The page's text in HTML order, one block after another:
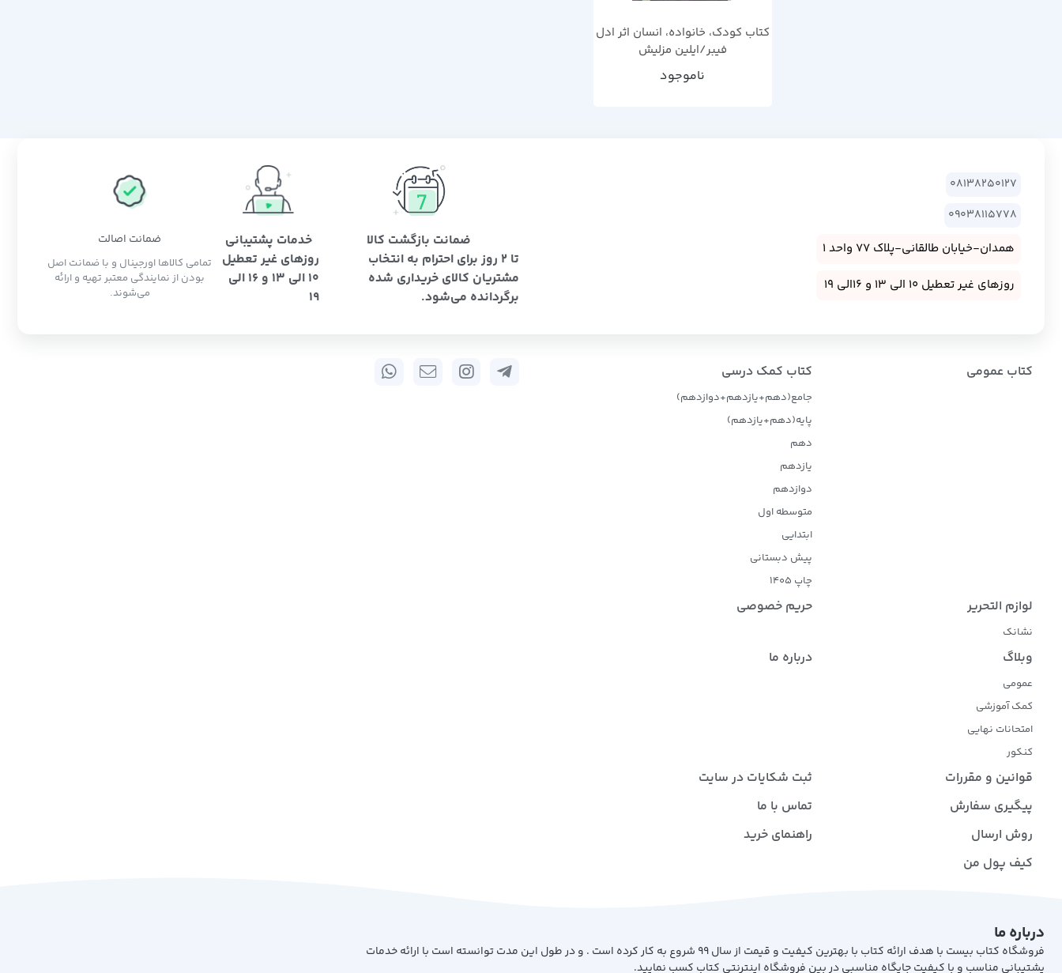
کتاب کودک، خانواده، انسان اثر ادل
فیبر/ایلین مزلیش
ناموجود
08138250127
09038115778
همدان-خیابان طالقانی-پلاک 77 واحد 1
روزهای غیر تعطیل 10 الی 13 و 16الی 19
ضمانت بازگشت کالا
تا 2 روز برای احترام به انتخاب
مشتریان کالای خریداری شده
برگردانده می‌شود.
خدمات پشتیبانی
روزهای غیر تعطیل
10 الی 13 و 16 الی
19
ضمانت اصالت
تمامی کالاها اورجینال و با ضمانت اصل
بودن از نمایندگی معتبر تهیه و ارائه
می‌شوند.
کتاب عمومی کتاب کمک درسی
جامع(دهم+یازدهم+دوازدهم)
پایه(دهم+یازدهم)
دهم
یازدهم
دوازدهم
متوسطه اول
ابتدایی
پیش دبستانی
چاپ 1405
لوازم التحریر
نشانک
حریم خصوصی
وبلاگ
عمومی
کمک آموزشی
امتحانات نهایی
کنکور
درباره ما
قوانین و مقررات
ثبت شکایات در سایت
پیگیری سفارش
تماس با ما
روش ارسال
راهنمای خرید
کیف پول من
درباره ما
فروشگاه کتاب بیست با هدف ارائه کتاب با بهترین کیفیت و قیمت از سال 99 شروع به کار کرده است . و در طول این مدت توانسته است با ارائه خدمات
پشتیبانی مناسب و با کیفیت جایگاه مناسبی در بین فروشگاه اینترنتی کتاب کسب نمایید.